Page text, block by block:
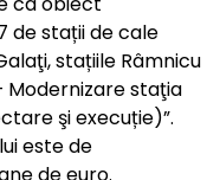
de stații de cale
stațiile Râmnicu
Modernizare staţia
şi execuție)”.
este de